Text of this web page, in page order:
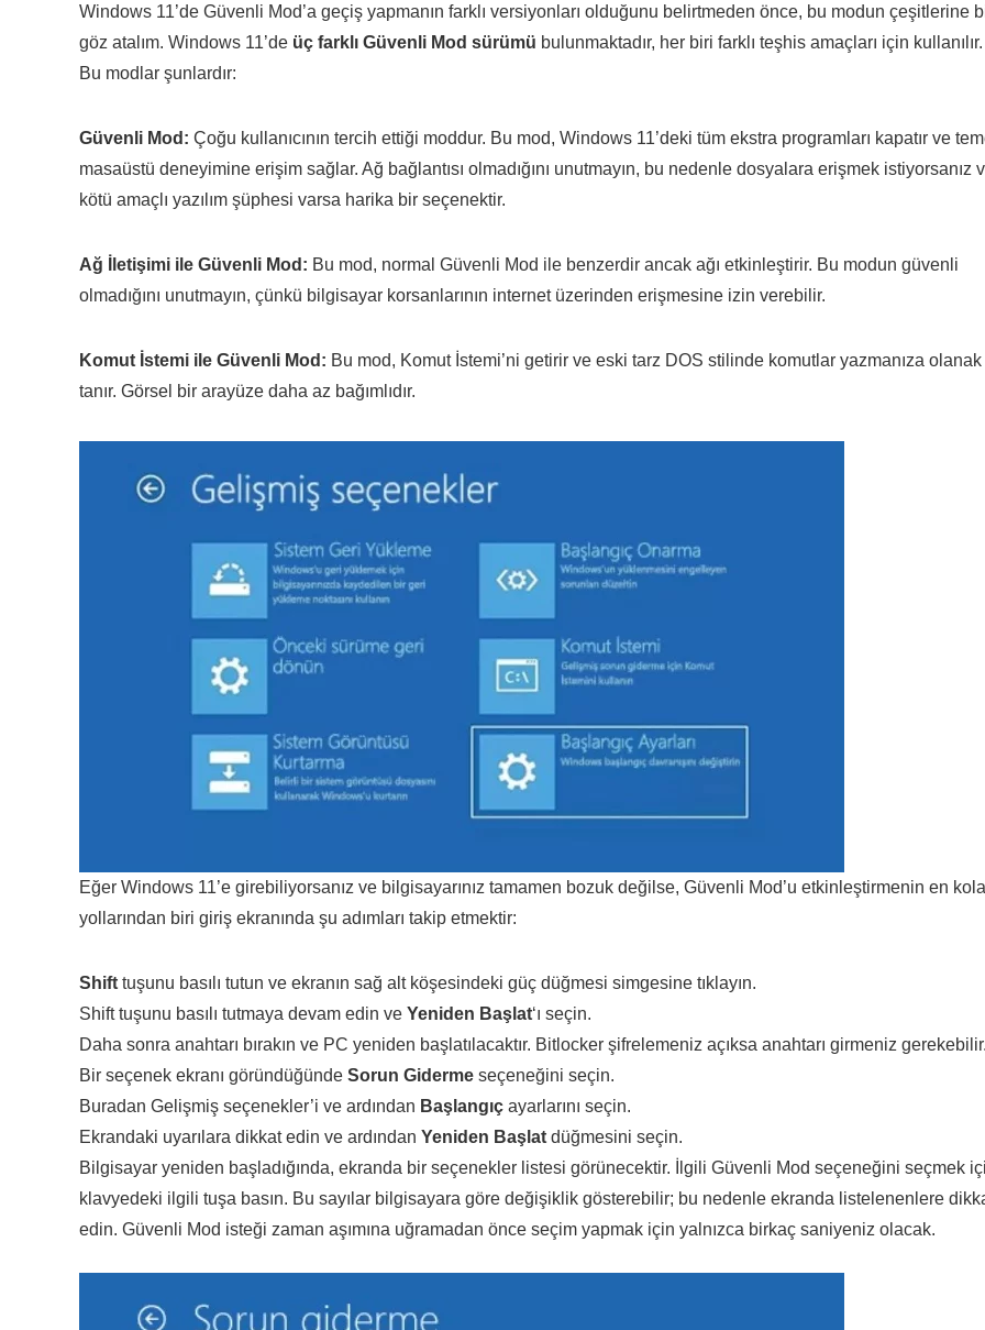
Windows 11’de Güvenli Mod’a geçiş yapmanın farklı versiyonları olduğunu belirtmeden önce, bu modun çeşitlerine
göz atalım. Windows 11’de üç farklı Güvenli Mod sürümü bulunmaktadır, her biri farklı teşhis amaçları için kullanılır.
Bu modlar şunlardır:
Güvenli Mod: Çoğu kullanıcının tercih ettiği moddur. Bu mod, Windows 11’deki tüm ekstra programları kapatır ve
masaüstü deneyimine erişim sağlar. Ağ bağlantısı olmadığını unutmayın, bu nedenle dosyalara erişmek istiyorsanız
kötü amaçlı yazılım şüphesi varsa harika bir seçenektir.
Ağ İletişimi ile Güvenli Mod: Bu mod, normal Güvenli Mod ile benzerdir ancak ağı etkinleştirir. Bu modun güvenli
olmadığını unutmayın, çünkü bilgisayar korsanlarının internet üzerinden erişmesine izin verebilir.
Komut İstemi ile Güvenli Mod: Bu mod, Komut İstemi’ni getirir ve eski tarz DOS stilinde komutlar yazmanıza olanak
tanır. Görsel bir arayüze daha az bağımlıdır.
Eğer Windows 11’e girebiliyorsanız ve bilgisayarınız tamamen bozuk değilse, Güvenli Mod’u etkinleştirmenin en
yollarından biri giriş ekranında şu adımları takip etmektir:
Shift tuşunu basılı tutun ve ekranın sağ alt köşesindeki güç düğmesi simgesine tıklayın.
Shift tuşunu basılı tutmaya devam edin ve Yeniden Başlat‘ı seçin.
Daha sonra anahtarı bırakın ve PC yeniden başlatılacaktır. Bitlocker şifrelemeniz açıksa anahtarı girmeniz gerekebilir.
Bir seçenek ekranı göründüğünde Sorun Giderme seçeneğini seçin.
Buradan Gelişmiş seçenekler’i ve ardından Başlangıç ayarlarını seçin.
Ekrandaki uyarılara dikkat edin ve ardından Yeniden Başlat düğmesini seçin.
Bilgisayar yeniden başladığında, ekranda bir seçenekler listesi görünecektir. İlgili Güvenli Mod seçeneğini seçmek
klavyedeki ilgili tuşa basın. Bu sayılar bilgisayara göre değişiklik gösterebilir; bu nedenle ekranda listelenenlere
edin. Güvenli Mod isteği zaman aşımına uğramadan önce seçim yapmak için yalnızca birkaç saniyeniz olacak.